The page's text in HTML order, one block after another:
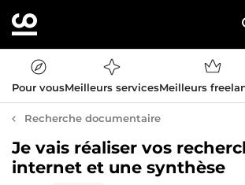
Pour vousMeilleurs servicesMeilleurs
Recherche documentaire
Je vais réaliser vos
internet et une synthèse